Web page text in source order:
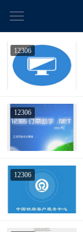
12306
12306
12306